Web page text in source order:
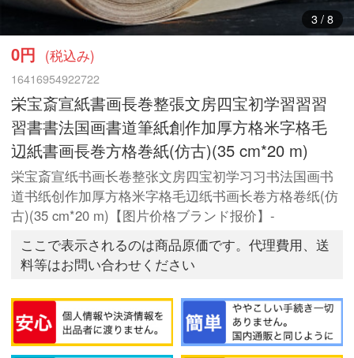
4/ 8
0円 (税込み)
16416954922722
栄宝斎宣紙書画長巻整張文房四宝初学習習習
習書書法国画書道筆紙創作加厚方格米字格毛
辺紙書画長巻方格巻紙(仿古)(35 cm*20 m)
栄宝斎宣纸书画长卷整张文房四宝初学习习书法国画书
道书纸创作加厚方格米字格毛辺纸书画长卷方格卷纸(仿
古)(35 cm*20 m)【图片价格ブランド报价】-
ここで表示されるのは商品原価です。代理費用、送
料等はお問い合わせください